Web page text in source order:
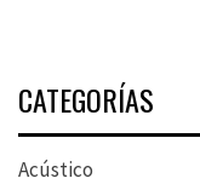
CATEGORÍAS
Acústico